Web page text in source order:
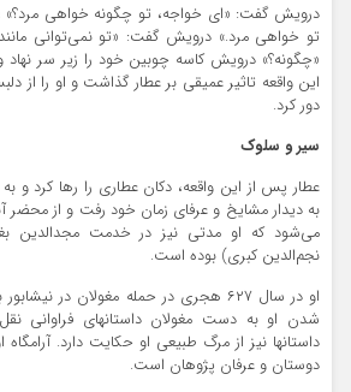
درویش گفت: «ای خواجه، تو چگونه خواهی مرد؟»
تو خواهی مرد.» درویش گفت: «تو نمی‌توانی
«چگونه؟» درویش کاسه چوبین خود را زیر سر نهاد
این واقعه تاثیر عمیقی بر عطار گذاشت و او را از
دور کرد.
سیر و سلوک
عطار پس از این واقعه، دکان عطاری را رها کرد و
به دیدار مشایخ و عرفای زمان خود رفت و از
می‌شود که او مدتی نیز در خدمت مجدالدین
نجم‌الدین کبری) بوده است.
او در سال ۶۲۷ هجری در حمله مغولان در
شدن او به دست مغولان داستانهای فراوانی
داستانها نیز از مرگ طبیعی او حکایت دارد. آرامگاه
دوستان و عرفان پژوهان است.